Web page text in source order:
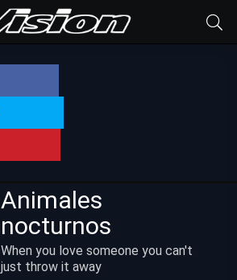
Animales
nocturnos
When you love someone you can't
just throw it away